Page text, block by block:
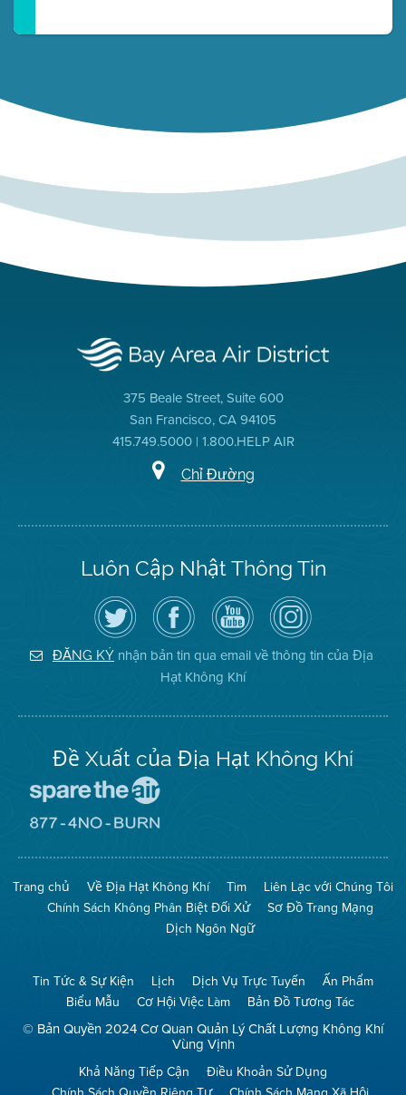
375 Beale Street, Suite 600
San Francisco, CA 94105
415.749.5000 | 1.800.HELP AIR
Chỉ Đường
Luôn Cập Nhật Thông Tin
Hãy
theo
dõi
Địa
Hạt
Không
Truy
cập
Trang
Facebook
của
Địa
Hạt
Kênh
YouTube
của
Địa
Hạt
Không
Khí
Air
District
on
Instagram
ĐĂNG KÝ nhận bản tin qua email về thông tin của Địa
Hạt Không Khí
Đề Xuất của Địa Hạt Không Khí
The
(Bảo
Toàn
Không
Khí)
Mạng
No
Burn
(Không
Đốt)
Trang chủ Về Địa Hạt Không Khí Tìm
Liên Lạc với Chúng Tôi
Chính Sách Không Phân Biệt Đối Xử
Sơ Đồ Trang Mạng
Dịch Ngôn Ngữ
Tin Tức & Sự Kiện Lịch Dịch Vụ Trực Tuyến
Ấn Phẩm
Biểu Mẫu
Cơ Hội Việc Làm Bản Đồ Tương Tác
© Bản Quyền 2024 Cơ Quan Quản Lý Chất Lượng Không Khí
Vùng Vịnh
Khả Năng Tiếp Cận
Điều Khoản Sử Dụng